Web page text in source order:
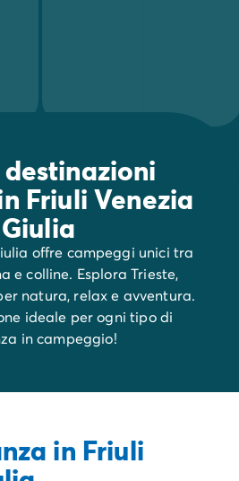
Friuli Venezia
Giulia
offre campeggi unici tra
e colline. Esplora Trieste,
natura, relax e avventura.
ideale per ogni tipo di
in campeggio!
in Friuli